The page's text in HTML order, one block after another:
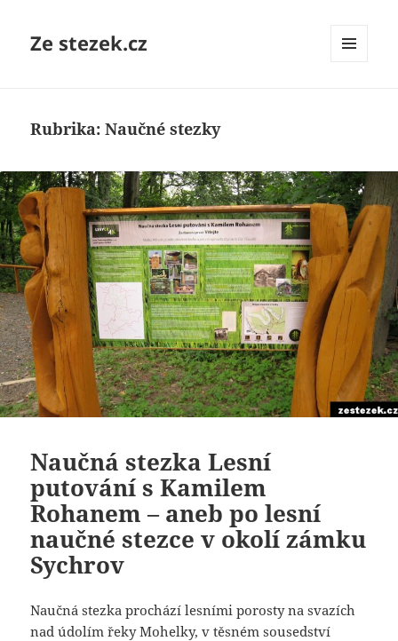
Ze stezek.cz
Rubrika:Naučné stezky
Naučná stezka Lesní
putování s Kamilem
Rohanem – aneb po lesní
naučné stezce v okolí zámku
Sychrov
Naučná stezka prochází lesními porosty na svazích
nad údolím řeky Mohelky, v těsném sousedství